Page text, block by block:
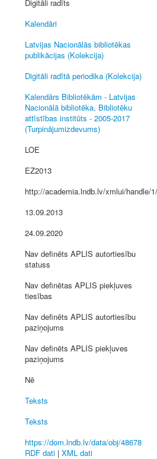
Digitāli radīts
Kalendāri
Latvijas Nacionālās bibliotēkas
publikācijas (Kolekcija)
Digitāli radītā periodika (Kolekcija)
Kalendārs Bibliotēkām - Latvijas
Nacionālā bibliotēka, Bibliotēku
attīstības institūts - 2005-2017
(Turpinājumizdevums)
LOE
EZ2013
http://academia.lndb.lv/xmlui/handle/
13.09.2013
24.09.2020
Nav definēts APLIS autortiesību
statuss
Nav definētas APLIS piekļuves
tiesības
Nav definēts APLIS autortiesību
paziņojums
Nav definēts APLIS piekļuves
paziņojums
Nē
Teksts
Teksts
https://dom.lndb.lv/data/obj/48678
RDF dati | XML dati